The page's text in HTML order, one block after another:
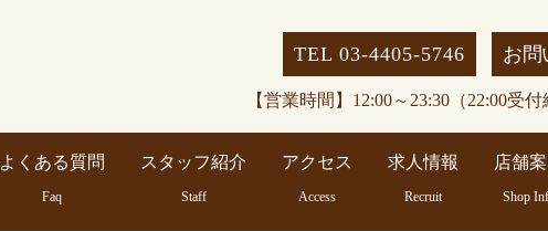
TEL 03-4405-5746 お問
【営業時間】12:00～23:30（22:00受
よくある質問
Faq
スタッフ紹介
Staff
アクセス
Access
求人情報
Recruit
店舗
Shop